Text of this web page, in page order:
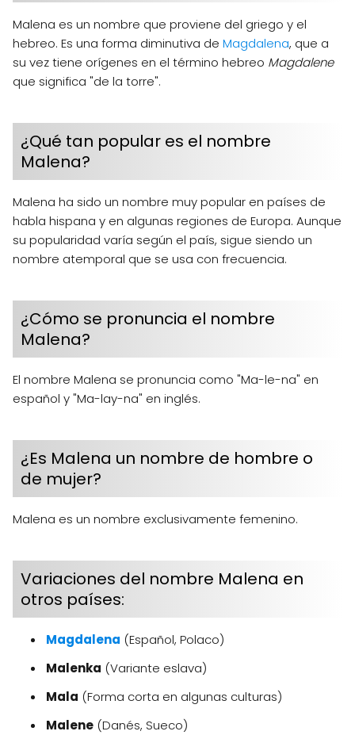
Malena es un nombre que proviene del griego y el
hebreo. Es una forma diminutiva de Magdalena, que a
su vez tiene orígenes en el término hebreo Magdalene
que significa "de la torre".
¿Qué tan popular es el nombre
Malena?
Malena ha sido un nombre muy popular en países de
habla hispana y en algunas regiones de Europa. Aunque
su popularidad varía según el país, sigue siendo un
nombre atemporal que se usa con frecuencia.
¿Cómo se pronuncia el nombre
Malena?
El nombre Malena se pronuncia como "Ma-le-na" en
español y "Ma-lay-na" en inglés.
¿Es Malena un nombre de hombre o
de mujer?
Malena es un nombre exclusivamente femenino.
Variaciones del nombre Malena en
otros países:
Magdalena (Español, Polaco)
Malenka (Variante eslava)
Mala (Forma corta en algunas culturas)
Malene (Danés, Sueco)